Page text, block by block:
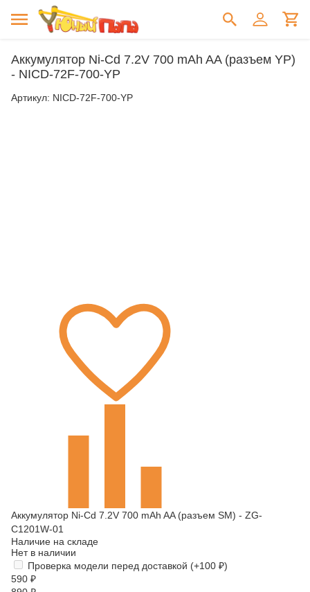
Аккумулятор Ni-Cd 7.2V 700 mAh AA (разъем YP)
- NICD-72F-700-YP
Артикул: NICD-72F-700-YP
Аккумулятор Ni-Cd 7.2V 700 mAh AA (разъем SM) - ZG-
C1201W-01
Наличие на складе
Нет в наличии
Проверка модели перед доставкой (+100 ₽)
590 ₽